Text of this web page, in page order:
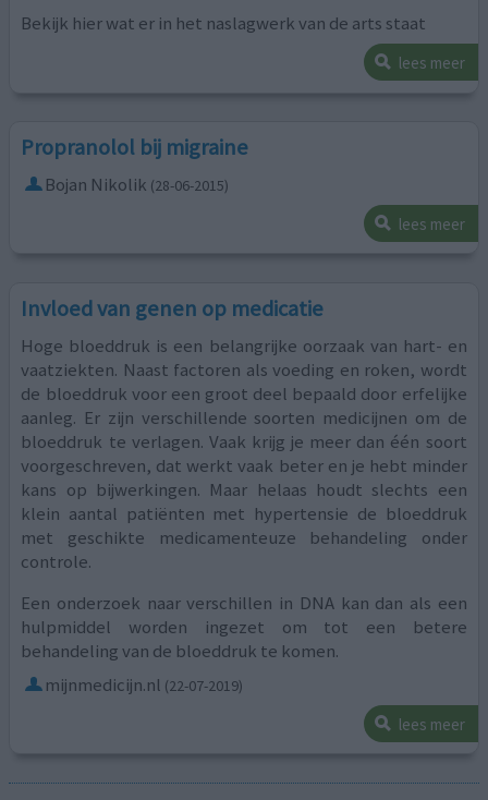
Bekijk hier wat er in het naslagwerk van de arts staat
lees meer
Propranolol bij migraine
Bojan Nikolik (28-06-2015)
lees meer
Invloed van genen op medicatie
Hoge bloeddruk is een belangrijke oorzaak van hart- en
vaatziekten. Naast factoren als voeding en roken, wordt
de bloeddruk voor een groot deel bepaald door erfelijke
aanleg. Er zijn verschillende soorten medicijnen om de
bloeddruk te verlagen. Vaak krijg je meer dan één soort
voorgeschreven, dat werkt vaak beter en je hebt minder
kans op bijwerkingen. Maar helaas houdt slechts een
klein aantal patiënten met hypertensie de bloeddruk
met geschikte medicamenteuze behandeling onder
controle.
Een onderzoek naar verschillen in DNA kan dan als een
hulpmiddel worden ingezet om tot een betere
behandeling van de bloeddruk te komen.
mijnmedicijn.nl (22-07-2019)
lees meer